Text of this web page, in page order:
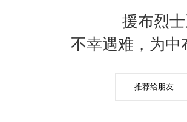
援布烈士系
不幸遇难，为中
推荐给朋友